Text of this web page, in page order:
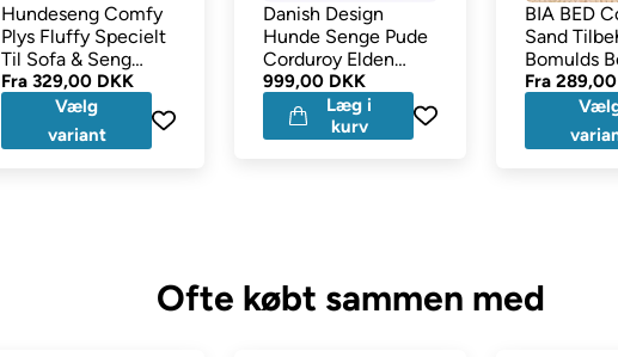
Hundeseng Comfy
Plys Fluffy Specielt
Til Sofa & Seng
Silver
Fra329,00 DKK
Vælg
variant
Danish Design
Hunde Senge Pude
Corduroy Elden
Fern Deep Large
999,00 DKK
Læg i
kurv
BIA BED
Sand
Bomulds
MODEL 1
Fra
Ofte købt sammen med